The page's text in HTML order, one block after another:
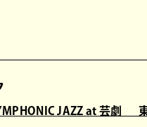
JAZZ at 芸劇